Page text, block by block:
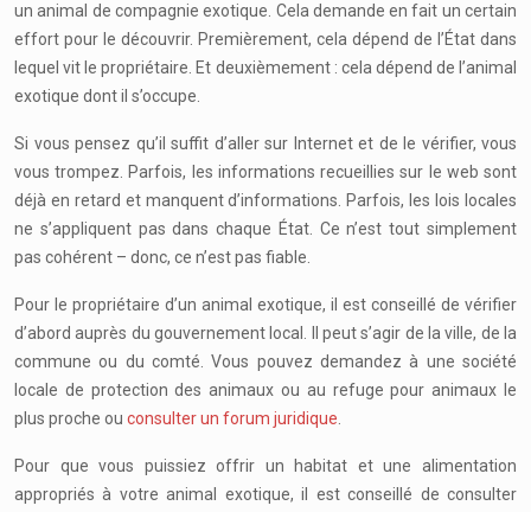
un animal de compagnie exotique. Cela demande en fait un certain
effort pour le découvrir. Premièrement, cela dépend de l’État dans
lequel vit le propriétaire. Et deuxièmement : cela dépend de l’animal
exotique dont il s’occupe.
Si vous pensez qu’il suffit d’aller sur Internet et de le vérifier, vous
vous trompez. Parfois, les informations recueillies sur le web sont
déjà en retard et manquent d’informations. Parfois, les lois locales
ne s’appliquent pas dans chaque État. Ce n’est tout simplement
pas cohérent – donc, ce n’est pas fiable.
Pour le propriétaire d’un animal exotique, il est conseillé de vérifier
d’abord auprès du gouvernement local. Il peut s’agir de la ville, de la
commune ou du comté. Vous pouvez demandez à une société
locale de protection des animaux ou au refuge pour animaux le
plus proche ou consulter un forum juridique
Pour que vous puissiez offrir un habitat et une alimentation
appropriés à votre animal exotique, il est conseillé de consulter